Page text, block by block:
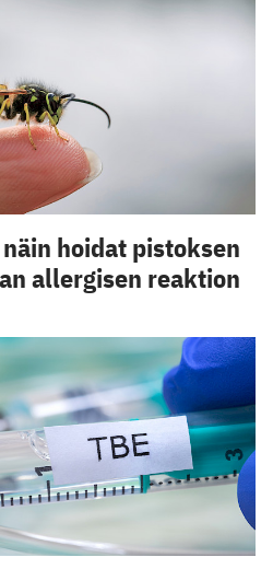
hoidat pistoksen
allergisen reaktion